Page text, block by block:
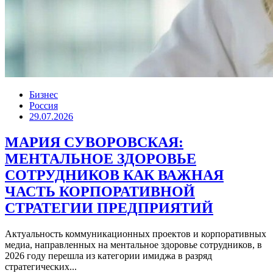
Бизнес
Россия
29.07.2026
МАРИЯ СУВОРОВСКАЯ:
МЕНТАЛЬНОЕ ЗДОРОВЬЕ
СОТРУДНИКОВ КАК ВАЖНАЯ
ЧАСТЬ КОРПОРАТИВНОЙ
СТРАТЕГИИ ПРЕДПРИЯТИЙ
Актуальность коммуникационных проектов и корпоративных
медиа, направленных на ментальное здоровье сотрудников, в
2026 году перешла из категории имиджа в разряд
стратегических...